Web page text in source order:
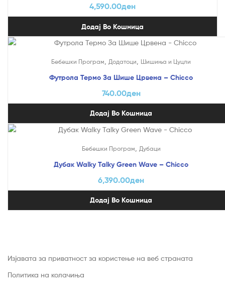
4,590.00ден
Додај Во Кошница
Бебешки Програм Додатоци Шишиња и Цуцли
Футрола Термо За Шише Црвена – Chicco
740.00ден
Додај Во Кошница
Бебешки Програм Дубаци
Дубак Walky Talky Green Wave – Chicco
6,390.00ден
Додај Во Кошница
Изјавата за приватност за користење на веб страната
Политика на колачиња